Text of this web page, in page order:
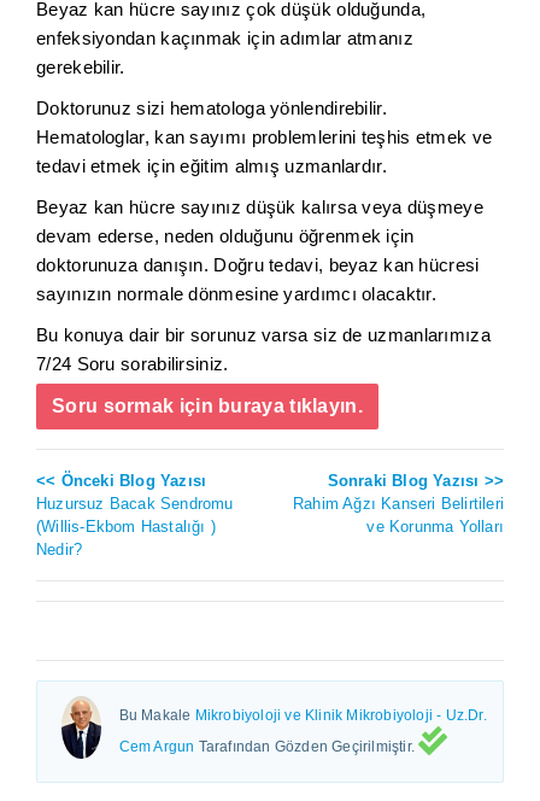
Beyaz kan hücre sayınız çok düşük olduğunda,
enfeksiyondan kaçınmak için adımlar atmanız
gerekebilir.
Doktorunuz sizi hematologa yönlendirebilir.
Hematologlar, kan sayımı problemlerini teşhis etmek ve
tedavi etmek için eğitim almış uzmanlardır.
Beyaz kan hücre sayınız düşük kalırsa veya düşmeye
devam ederse, neden olduğunu öğrenmek için
doktorunuza danışın. Doğru tedavi, beyaz kan hücresi
sayınızın normale dönmesine yardımcı olacaktır.
Bu konuya dair bir sorunuz varsa siz de uzmanlarımıza
7/24 Soru sorabilirsiniz.
Soru sormak için buraya tıklayın.
<< Önceki Blog Yazısı
Huzursuz Bacak Sendromu
(Willis-Ekbom Hastalığı )
Nedir?
Sonraki Blog Yazısı >>
Rahim Ağzı Kanseri Belirtileri
ve Korunma Yolları
Bu Makale Mikrobiyoloji ve Klinik Mikrobiyoloji - Uz.Dr.
Cem Argun Tarafından Gözden Geçirilmiştir.